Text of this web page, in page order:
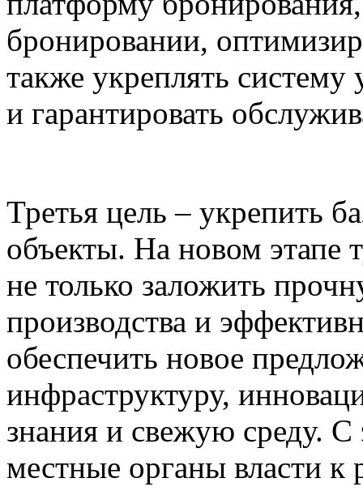
бронировании,
также укреплять
и гарантировать
Третья цель – укрепить
объекты. На новом этапе
не только заложить
производства и
обеспечить новое
инфраструктуру,
знания и свежую среду.
местные органы власти